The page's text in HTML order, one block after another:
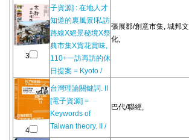
3
子資源] : 在地人才
知道的裏風景!私訪
路線X絕景秘境X祭
典市集X賞花賞味,
110+一訪再訪的休
日提案 = Kyoto /
張展郡/創意市集, 城邦文
化,
4
台灣理論關鍵詞. II
[電子資源] =
Keywords of
Taiwan theory. II /
巴代/聯經,